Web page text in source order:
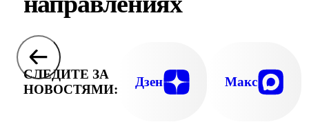
СЛЕДИТЕ ЗА
НОВОСТЯМИ:
Дзен Макс